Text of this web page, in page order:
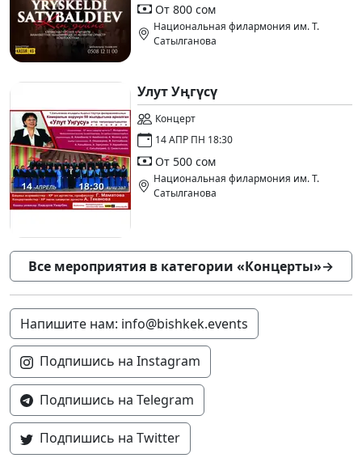
От 800 сом
Национальная филармония им. Т.
Сатылганова
Улут Уңгүсү
Концерт
14 АПР ПН 18:30
От 500 сом
Национальная филармония им. Т.
Сатылганова
Все мероприятия в категории «Концерты»→
Напишите нам: info@bishkek.events
Подпишись на Instagram
Подпишись на Telegram
Подпишись на Twitter